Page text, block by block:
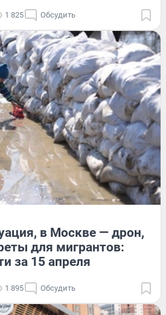
1 825 Обсудить
в Москве — дрон,
для мигрантов:
за 15 апреля
1 895 Обсудить